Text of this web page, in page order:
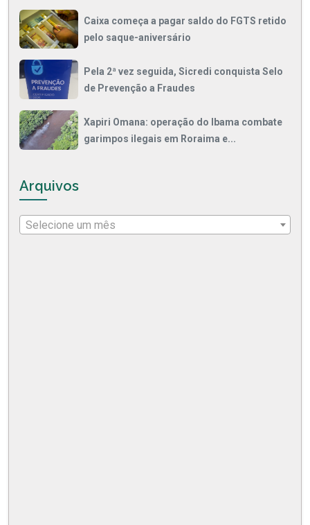
Caixa começa a pagar saldo do FGTS retido
pelo saque-aniversário
Pela 2ª vez seguida, Sicredi conquista Selo
de Prevenção a Fraudes
Xapiri Omana: operação do Ibama combate
garimpos ilegais em Roraima e...
Arquivos
Selecione um mês